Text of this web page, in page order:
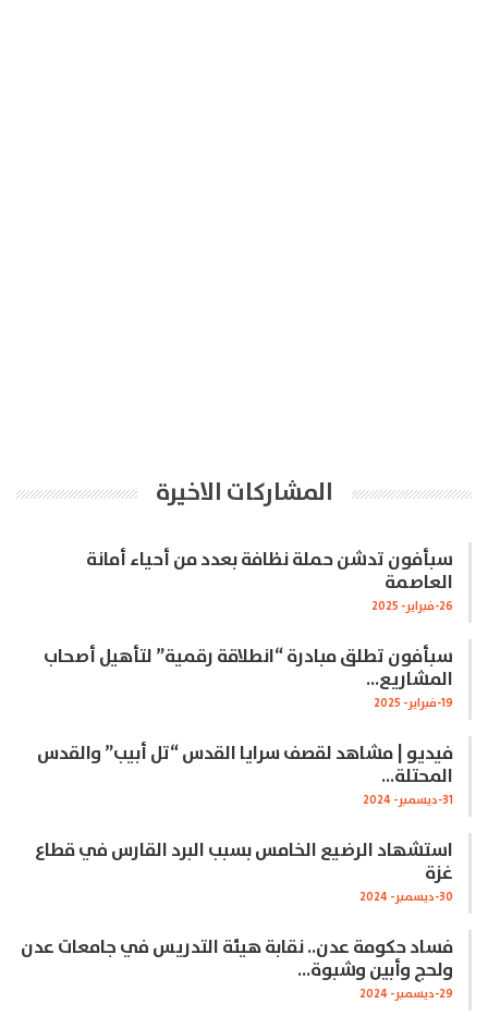
المشاركات الاخيرة
سبأفون تدشن حملة نظافة بعدد من أحياء أمانة
العاصمة
26-فبراير- 2025
سبأفون تطلق مبادرة “انطلاقة رقمية” لتأهيل أصحاب
المشاريع…
19-فبراير- 2025
فيديو | مشاهد لقصف سرايا القدس “تل أبيب” والقدس
المحتلة…
31-ديسمبر- 2024
استشهاد الرضيع الخامس بسبب البرد القارس في قطاع
غزة
30-ديسمبر- 2024
فساد حكومة عدن.. نقابة هيئة التدريس في جامعات عدن
ولحج وأبين وشبوة…
29-ديسمبر- 2024